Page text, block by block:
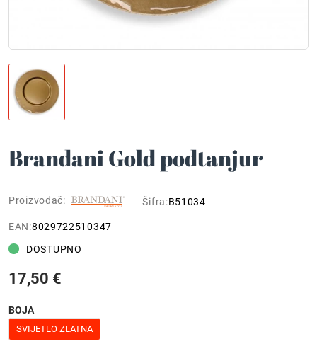
Brandani Gold podtanjur
Proizvođač: Šifra:B51034
EAN:8029722510347
DOSTUPNO
17,50 €
BOJA
SVIJETLO ZLATNA